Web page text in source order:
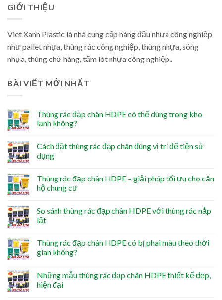
GIỚI THIỆU
Viet Xanh Plastic là nhà cung cấp hàng đầu nhựa công nghiệp
như pallet nhựa, thùng rác công nghiệp, thùng nhựa, sóng
nhựa, thùng chở hàng, tấm lót nhựa công nghiệp..
BÀI VIẾT MỚI NHẤT
Thùng rác đạp chân HDPE có thể dùng trong kho
lạnh không?
Cách đặt thùng rác đạp chân đúng vị trí để tiện sử
dụng
Thùng rác đạp chân HDPE – giải pháp tối ưu cho căn
hộ chung cư
So sánh thùng rác đạp chân HDPE với thùng rác nắp
lật
Thùng rác đạp chân HDPE có bị phai màu theo thời
gian không?
Những mẫu thùng rác đạp chân HDPE thiết kế đẹp,
hiện đại